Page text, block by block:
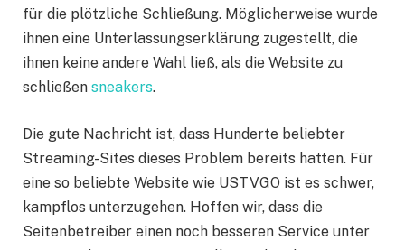
für die plötzliche Schließung. Möglicherweise wurde
ihnen eine Unterlassungserklärung zugestellt, die
ihnen keine andere Wahl ließ, als die Website zu
schließen sneakers.
Die gute Nachricht ist, dass Hunderte beliebter
Streaming-Sites dieses Problem bereits hatten. Für
eine so beliebte Website wie USTVGO ist es schwer,
kampflos unterzugehen. Hoffen wir, dass die
Seitenbetreiber einen noch besseren Service unter